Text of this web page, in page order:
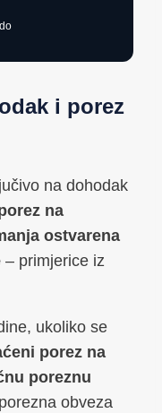
i porez
na dohodak
na
ostvarena
– primjerice iz
ukoliko se
porez na
poreznu
obveza